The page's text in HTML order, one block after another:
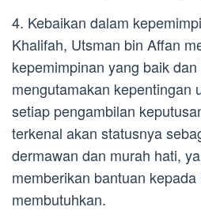
4. Kebaikan dalam
Khalifah, Utsman bin Affan
kepemimpinan yang baik
mengutamakan kepentingan
setiap pengambilan
terkenal akan statusnya
dermawan dan murah hati,
memberikan bantuan
membutuhkan.